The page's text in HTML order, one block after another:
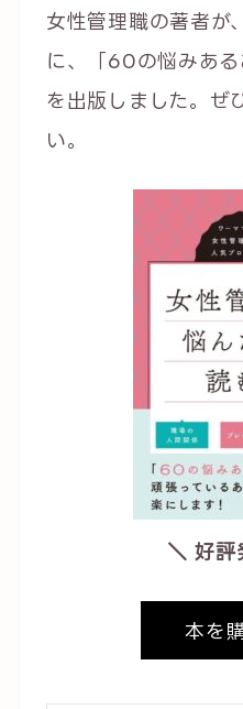
女性管理職の著者が
に、「60の悩みあ
を出版しました。ぜ
い。
＼ 好評
本を